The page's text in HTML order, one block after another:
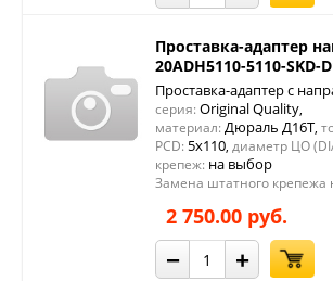
Проставка-адаптер
20ADH5110-5110-SKD-
Проставка-адаптер с
серия: Original Quality,
материал: Дюраль Д16Т,
PCD: 5x110, диаметр ЦО
крепеж: на выбор
Замена штатного крепежа
2 750.00 руб.
− +